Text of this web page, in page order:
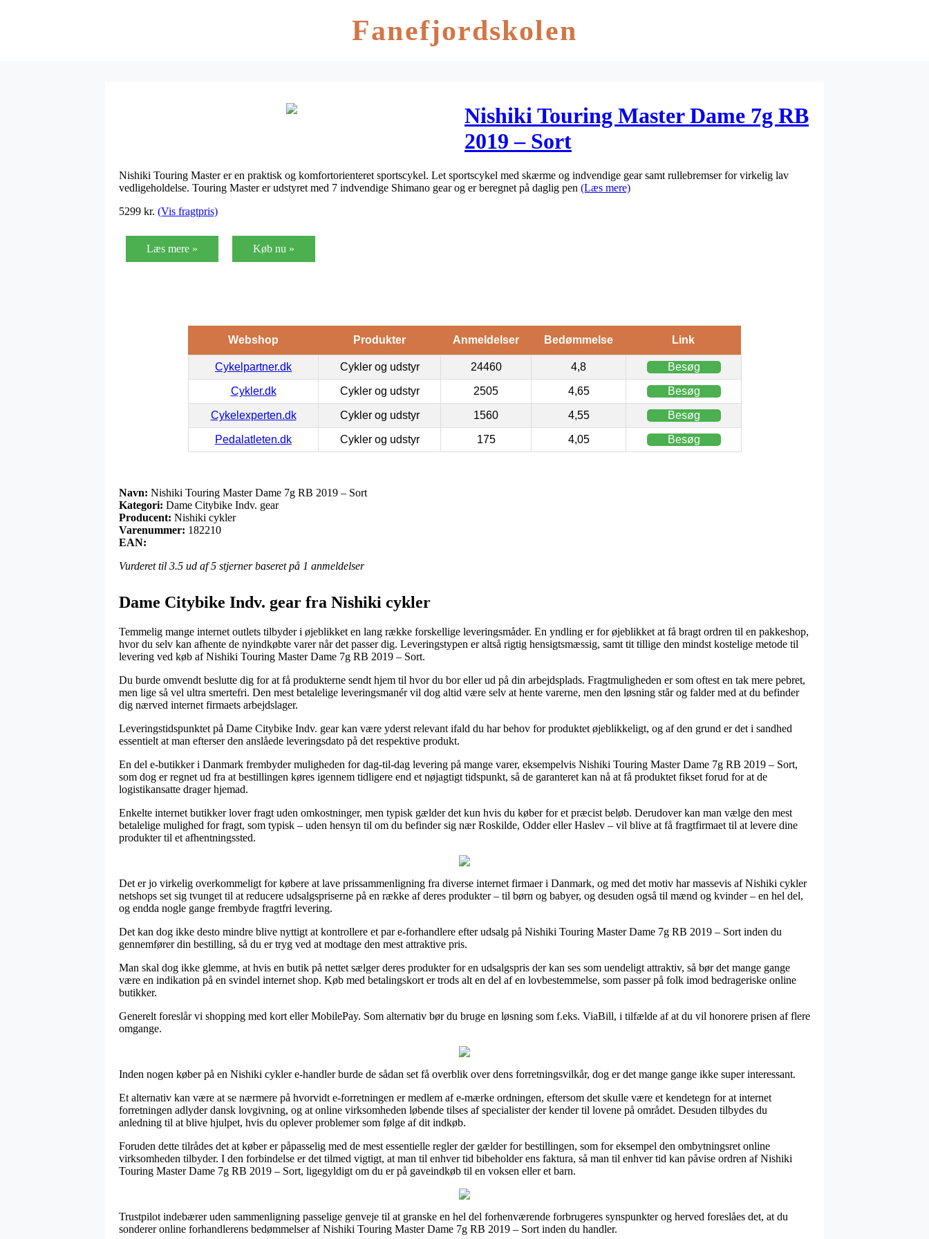
Fanefjordskolen
Nishiki Touring Master Dame 7g RB
2019 – Sort
Nishiki Touring Master er en praktisk og komfortorienteret sportscykel. Let sportscykel med skærme og indvendige gear samt rullebremser for virkelig lav
vedligeholdelse. Touring Master er udstyret med 7 indvendige Shimano gear og er beregnet på daglig pen (Læs mere)
5299 kr. (Vis fragtpris)
Læs mere » Køb nu »
Webshop Produkter Anmeldelser Bedømmelse Link
Cykelpartner.dk Cykler og udstyr 24460 4,8 Besøg
Cykler.dk Cykler og udstyr 2505 4,65 Besøg
Cykelexperten.dk Cykler og udstyr 1560 4,55 Besøg
Pedalatleten.dk Cykler og udstyr 175 4,05 Besøg
Navn: Nishiki Touring Master Dame 7g RB 2019 – Sort
Kategori: Dame Citybike Indv. gear
Producent: Nishiki cykler
Varenummer: 182210
EAN:
Vurderet til 3.5 ud af 5 stjerner baseret på 1 anmeldelser
Dame Citybike Indv. gear fra Nishiki cykler
Temmelig mange internet outlets tilbyder i øjeblikket en lang række forskellige leveringsmåder. En yndling er for øjeblikket at få bragt ordren til en pakkeshop,
hvor du selv kan afhente de nyindkøbte varer når det passer dig. Leveringstypen er altså rigtig hensigtsmæssig, samt tit tillige den mindst kostelige metode til
levering ved køb af Nishiki Touring Master Dame 7g RB 2019 – Sort.
Du burde omvendt beslutte dig for at få produkterne sendt hjem til hvor du bor eller ud på din arbejdsplads. Fragtmuligheden er som oftest en tak mere pebret,
men lige så vel ultra smertefri. Den mest betalelige leveringsmanér vil dog altid være selv at hente varerne, men den løsning står og falder med at du befinder
dig nærved internet firmaets arbejdslager.
Leveringstidspunktet på Dame Citybike Indv. gear kan være yderst relevant ifald du har behov for produktet øjeblikkeligt, og af den grund er det i sandhed
essentielt at man efterser den anslåede leveringsdato på det respektive produkt.
En del e-butikker i Danmark frembyder muligheden for dag-til-dag levering på mange varer, eksempelvis Nishiki Touring Master Dame 7g RB 2019 – Sort,
som dog er regnet ud fra at bestillingen køres igennem tidligere end et nøjagtigt tidspunkt, så de garanteret kan nå at få produktet fikset forud for at de
logistikansatte drager hjemad.
Enkelte internet butikker lover fragt uden omkostninger, men typisk gælder det kun hvis du køber for et præcist beløb. Derudover kan man vælge den mest
betalelige mulighed for fragt, som typisk – uden hensyn til om du befinder sig nær Roskilde, Odder eller Haslev – vil blive at få fragtfirmaet til at levere dine
produkter til et afhentningssted.
Det er jo virkelig overkommeligt for købere at lave prissammenligning fra diverse internet firmaer i Danmark, og med det motiv har massevis af Nishiki cykler
netshops set sig tvunget til at reducere udsalgspriserne på en række af deres produkter – til børn og babyer, og desuden også til mænd og kvinder – en hel del,
og endda nogle gange frembyde fragtfri levering.
Det kan dog ikke desto mindre blive nyttigt at kontrollere et par e-forhandlere efter udsalg på Nishiki Touring Master Dame 7g RB 2019 – Sort inden du
gennemfører din bestilling, så du er tryg ved at modtage den mest attraktive pris.
Man skal dog ikke glemme, at hvis en butik på nettet sælger deres produkter for en udsalgspris der kan ses som uendeligt attraktiv, så bør det mange gange
være en indikation på en svindel internet shop. Køb med betalingskort er trods alt en del af en lovbestemmelse, som passer på folk imod bedrageriske online
butikker.
Generelt foreslår vi shopping med kort eller MobilePay. Som alternativ bør du bruge en løsning som f.eks. ViaBill, i tilfælde af at du vil honorere prisen af flere
omgange.
Inden nogen køber på en Nishiki cykler e-handler burde de sådan set få overblik over dens forretningsvilkår, dog er det mange gange ikke super interessant.
Et alternativ kan være at se nærmere på hvorvidt e-forretningen er medlem af e-mærke ordningen, eftersom det skulle være et kendetegn for at internet
forretningen adlyder dansk lovgivning, og at online virksomheden løbende tilses af specialister der kender til lovene på området. Desuden tilbydes du
anledning til at blive hjulpet, hvis du oplever problemer som følge af dit indkøb.
Foruden dette tilrådes det at køber er påpasselig med de mest essentielle regler der gælder for bestillingen, som for eksempel den ombytningsret online
virksomheden tilbyder. I den forbindelse er det tilmed vigtigt, at man til enhver tid bibeholder ens faktura, så man til enhver tid kan påvise ordren af Nishiki
Touring Master Dame 7g RB 2019 – Sort, ligegyldigt om du er på gaveindkøb til en voksen eller et barn.
Trustpilot indebærer uden sammenligning passelige genveje til at granske en hel del forhenværende forbrugeres synspunkter og herved foreslåes det, at du
sonderer online forhandlerens bedømmelser af Nishiki Touring Master Dame 7g RB 2019 – Sort inden du handler.